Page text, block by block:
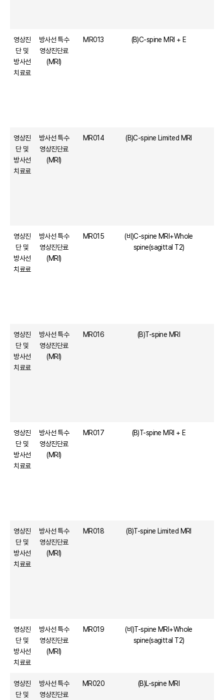
영상진
단 및
방사선
치료료
방사선 특수
영상진단료
(MRI)
MR013 (B)C-spine MRI + E
영상진
단 및
방사선
치료료
방사선 특수
영상진단료
(MRI)
MR014 (B)C-spine Limited MRI
영상진
단 및
방사선
치료료
방사선 특수
영상진단료
(MRI)
MR015
(비)C-spine MRI+Whole
spine(sagittal T2)
영상진
단 및
방사선
치료료
방사선 특수
영상진단료
(MRI)
MR016 (B)T-spine MRI
영상진
단 및
방사선
치료료
방사선 특수
영상진단료
(MRI)
MR017 (B)T-spine MRI + E
영상진
단 및
방사선
치료료
방사선 특수
영상진단료
(MRI)
MR018 (B)T-spine Limited MRI
영상진
단 및
방사선
치료료
방사선 특수
영상진단료
(MRI)
MR019
(비)T-spine MRI+Whole
spine(sagittal T2)
영상진
단 및
방사선 특수
영상진단료
MR020 (B)L-spine MRI